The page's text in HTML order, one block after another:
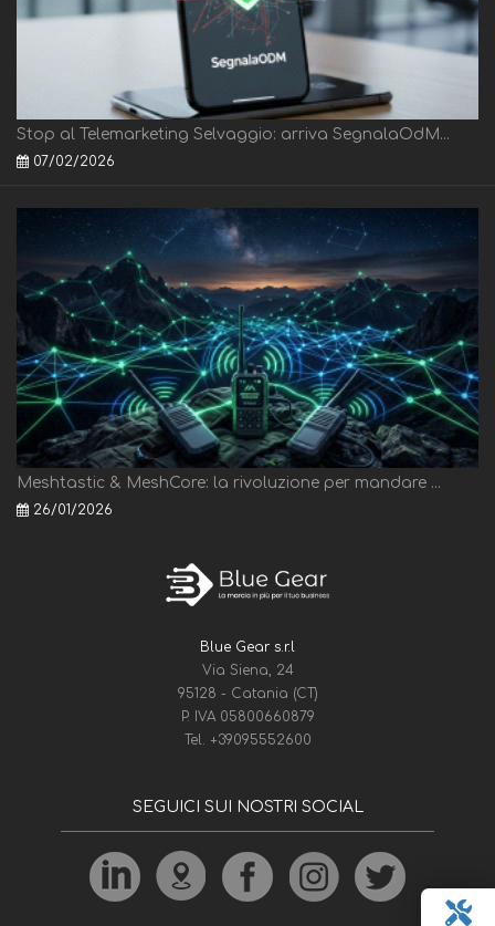
Stop al Telemarketing Selvaggio: arriva SegnalaOdM...
07/02/2026
Meshtastic & MeshCore: la rivoluzione per mandare ...
26/01/2026
Blue Gear s.r.l
Via Siena, 24
95128 - Catania (CT)
P. IVA 05800660879
Tel.
+39095552600
SEGUICI SUI NOSTRI SOCIAL